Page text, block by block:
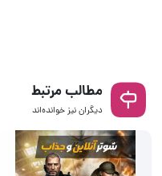
مطالب مرتبط
دیگران نیز خوانده‌اند